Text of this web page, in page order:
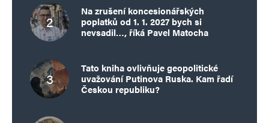
Na zrušení koncesionářských
poplatků od 1. 1. 2027 bych si
nevsadil…, říká Pavel Matocha
Tato kniha ovlivňuje geopolitické
uvažování Putinova Ruska. Kam řadí
Českou republiku?